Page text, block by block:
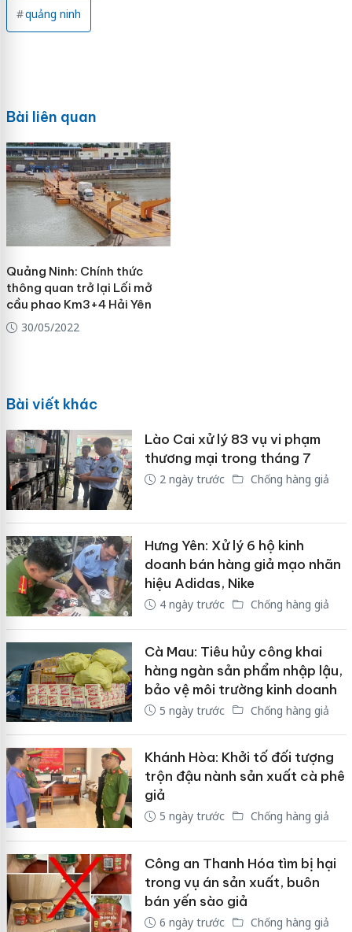
quảng ninh
Bài liên quan
Quảng Ninh: Chính thức
thông quan trở lại Lối mở
cầu phao Km3+4 Hải Yên
30/05/2022
Bài viết khác
Lào Cai xử lý 83 vụ vi phạm
thương mại trong tháng 7
2 ngày trước Chống hàng giả
Hưng Yên: Xử lý 6 hộ kinh
doanh bán hàng giả mạo nhãn
hiệu Adidas, Nike
4 ngày trước Chống hàng giả
Cà Mau: Tiêu hủy công khai
hàng ngàn sản phẩm nhập lậu,
bảo vệ môi trường kinh doanh
5 ngày trước Chống hàng giả
Khánh Hòa: Khởi tố đối tượng
trộn đậu nành sản xuất cà phê
giả
5 ngày trước Chống hàng giả
Công an Thanh Hóa tìm bị hại
trong vụ án sản xuất, buôn
bán yến sào giả
6 ngày trước Chống hàng giả